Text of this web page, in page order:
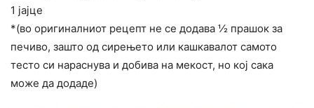
1 јајце
*(во оригиналниот рецепт не се додава ½ прашок за
печиво, зашто од сирењето или кашкавалот самото
тесто си нараснува и добива на мекост, но кој сака
може да додаде)